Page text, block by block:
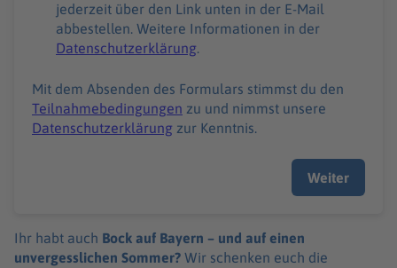
jederzeit über den Link unten in der E-Mail
abbestellen. Weitere Informationen in der
Datenschutzerklärung.
Mit dem Absenden des Formulars stimmst du den
Teilnahmebedingungen zu und nimmst unsere
Datenschutzerklärung zur Kenntnis.
Weiter
Ihr habt auch Bock auf Bayern – und auf einen
unvergesslichen Sommer? Wir schenken euch die